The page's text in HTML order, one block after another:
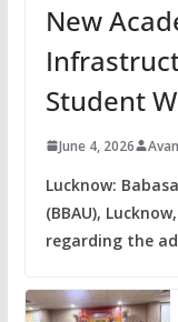
New
Student
June 4, 2026
Lucknow:
(BBAU),
regarding the